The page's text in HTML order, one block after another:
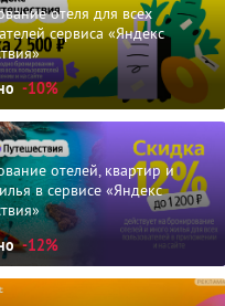
отеля для всех
сервиса «Яндекс
-10%
отелей, квартир и
в сервисе «Яндекс
-12%